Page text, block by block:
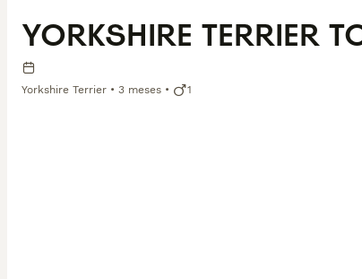
YORKSHIRE TERRIER
Yorkshire Terrier 3 meses 1